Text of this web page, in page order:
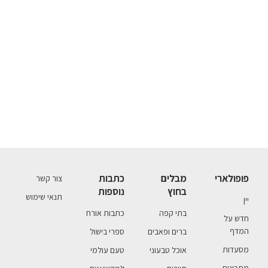
פופולארי
יין
חדש על
המדף
מסעדות
מבלים
בחוץ
בתי קפה
ברים ופאבים
אוכל טבעוני
כתבות
נוספות
כתבות אורח
ספרי בישול
טעם עולמי
צור קשר
תנאי שימוש